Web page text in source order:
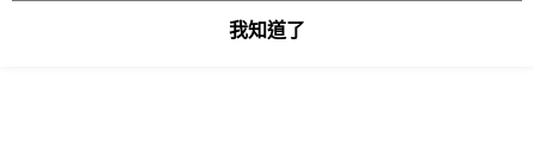
我知道了